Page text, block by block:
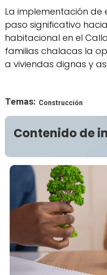
La implementación de
paso significativo
habitacional en el
familias chalacas la
a viviendas dignas y
Temas: Construcción
Contenido de